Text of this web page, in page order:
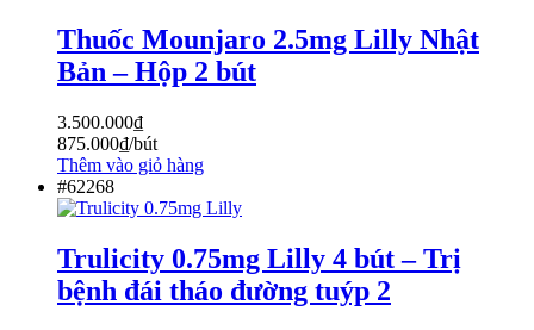
Thuốc Mounjaro 2.5mg Lilly Nhật
Bản – Hộp 2 bút
3.500.000₫
875.000₫/bút
Thêm vào giỏ hàng
#62268
Trulicity 0.75mg Lilly 4 bút – Trị
bệnh đái tháo đường tuýp 2